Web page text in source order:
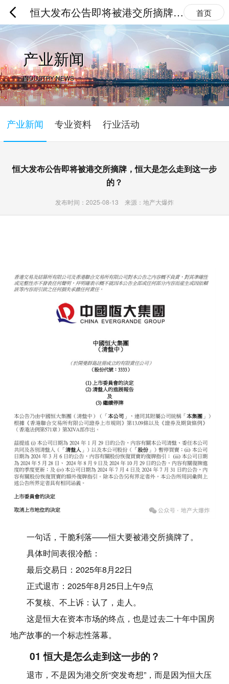
首页
恒大发布公告即将被港交所摘牌，
恒大是怎么走到这一步的？
产业新闻
INDUSTRY NEWS
产业新闻 专业资料 行业活动
恒大发布公告即将被港交所摘牌，恒大是怎么走到这一步
的？
发布时间：2025-08-13 来源：地产大爆炸
一句话，干脆利落——恒大要被港交所摘牌了。
具体时间表很冷酷：
最后交易日：2025年8月22日
正式退市：2025年8月25日上午9点
不复核、不上诉：认了，走人。
这是恒大在资本市场的终点，也是过去二十年中国房
地产故事的一个标志性落幕。
01 恒大是怎么走到这一步的？
退市，不是因为港交所“突发奇想”，而是因为恒大压